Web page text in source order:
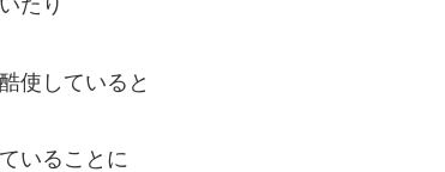
たり
使していると
いることに